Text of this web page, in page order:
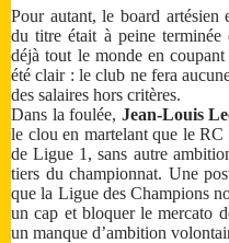
Pour autant, le board artésien
du titre était à peine terminée
déjà tout le monde en
été clair : le club ne fera
des salaires hors critères.
Dans la foulée, Jean-Louis
le clou en martelant que le
de Ligue 1, sans autre
tiers du championnat. Une
que la Ligue des Champions
un cap et bloquer le mercato
un manque d’ambition